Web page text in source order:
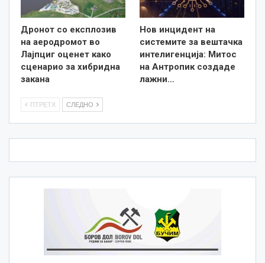
Дронот со експлозив
на аеродромот во
Лајпциг оценет како
сценарио за хибридна
закана
Нов инцидент на
системите за вештачка
интелигенција: Митос
на Антропик создаде
лажни…
ПТРЕТХ СЛЕДНО